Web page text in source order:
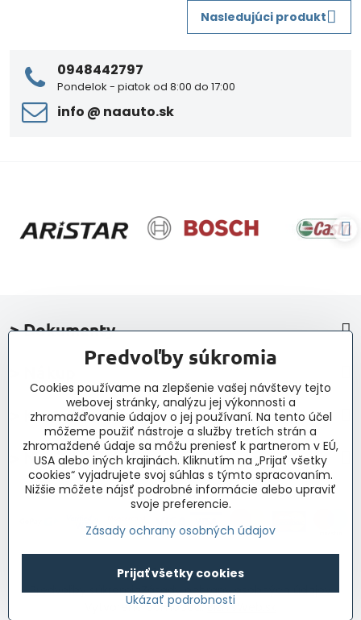
Nasledujúci produkt
0948442797
Pondelok - piatok od 8:00 do 17:00
info ​@ naauto​.sk
> Dokumenty
> Kontakt a navigácia
> Novinky, články, príspevky
©2026Copyright
Predvoľby súkromiaZásady ochrany osobných údajov
Vytvorené pomocou:BiznisWeb.sk
Predvoľby súkromia
Cookies používame na zlepšenie vašej návštevy tejto
webovej stránky, analýzu jej výkonnosti a
zhromažďovanie údajov o jej používaní. Na tento účel
môžeme použiť nástroje a služby tretích strán a
zhromaždené údaje sa môžu preniesť k partnerom v EÚ,
USA alebo iných krajinách. Kliknutím na „Prijať všetky
cookies“ vyjadrujete svoj súhlas s týmto spracovaním.
Nižšie môžete nájsť podrobné informácie alebo upraviť
svoje preferencie.
Zásady ochrany osobných údajov
Ukázať podrobnosti
Prijať všetky cookies